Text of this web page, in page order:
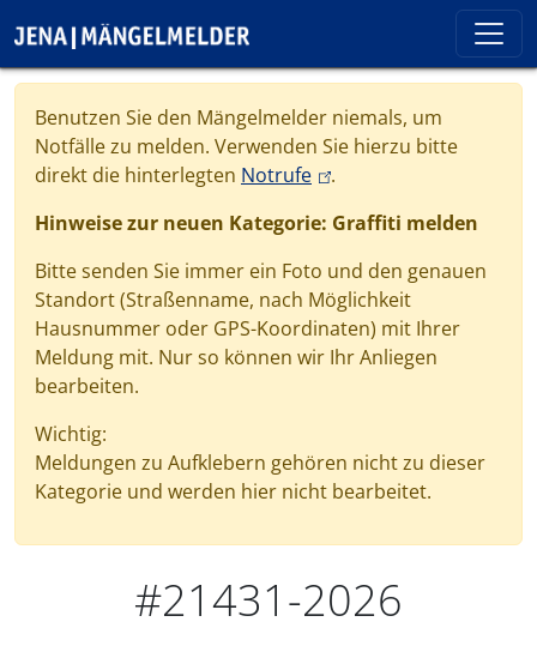
Benutzen Sie den Mängelmelder niemals, um
Notfälle zu melden. Verwenden Sie hierzu bitte
direkt die hinterlegten Notrufe(link is external)
.
Hinweise zur neuen Kategorie: Graffiti melden
Bitte senden Sie immer ein Foto und den genauen
Standort (Straßenname, nach Möglichkeit
Hausnummer oder GPS-Koordinaten) mit Ihrer
Meldung mit. Nur so können wir Ihr Anliegen
bearbeiten.
Wichtig:
Meldungen zu Aufklebern gehören nicht zu dieser
Kategorie und werden hier nicht bearbeitet.
#21431-2026